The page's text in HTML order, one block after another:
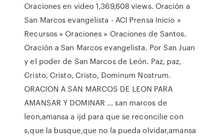
Oraciones en video 1,369,608 views. Oración a
San Marcos evangelista - ACI Prensa Inicio »
Recursos » Oraciones » Oraciones de Santos.
Oración a San Marcos evangelista. Por San Juan
y el poder de San Marcos de León. Paz, paz,
Cristo, Cristo, Cristo, Dominum Nostrum.
ORACION A SAN MARCOS DE LEON PARA
AMANSAR Y DOMINAR ... san marcos de
leon,amansa a ijd para que se reconcilie con
s,que la busque,que no la pueda olvidar,amansa